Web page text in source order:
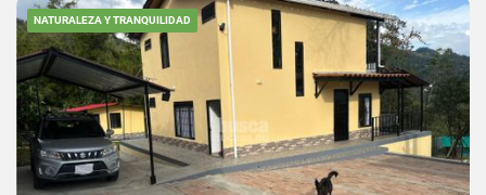
NATURALEZA Y TRANQUILIDAD